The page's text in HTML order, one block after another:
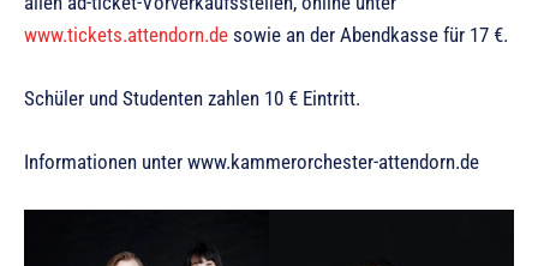
www.tickets.attendorn.de sowie an der Abendkasse für 17 €.
Schüler und Studenten zahlen 10 € Eintritt.
Informationen unter www.kammerorchester-attendorn.de